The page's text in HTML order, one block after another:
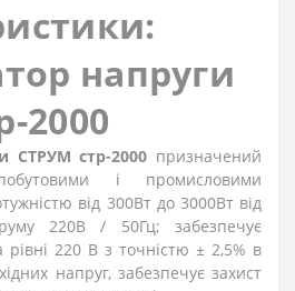
напруги
2000
СТРУМ стр-2000 призначений
і промисловими
від 300Вт до 3000Вт від
220В / 50Гц; забезпечує
рівні 220 В з точністю ± 2,5% в
напруг, забезпечує захист